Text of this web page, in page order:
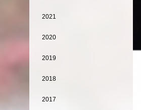
2021
2020
2019
2018
2017